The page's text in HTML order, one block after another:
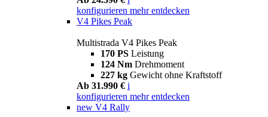
konfigurieren mehr entdecken
V4 Pikes Peak
Multistrada V4 Pikes Peak
170 PS Leistung
124 Nm Drehmoment
227 kg Gewicht ohne Kraftstoff
Ab 31.990 € i
konfigurieren mehr entdecken
new V4 Rally